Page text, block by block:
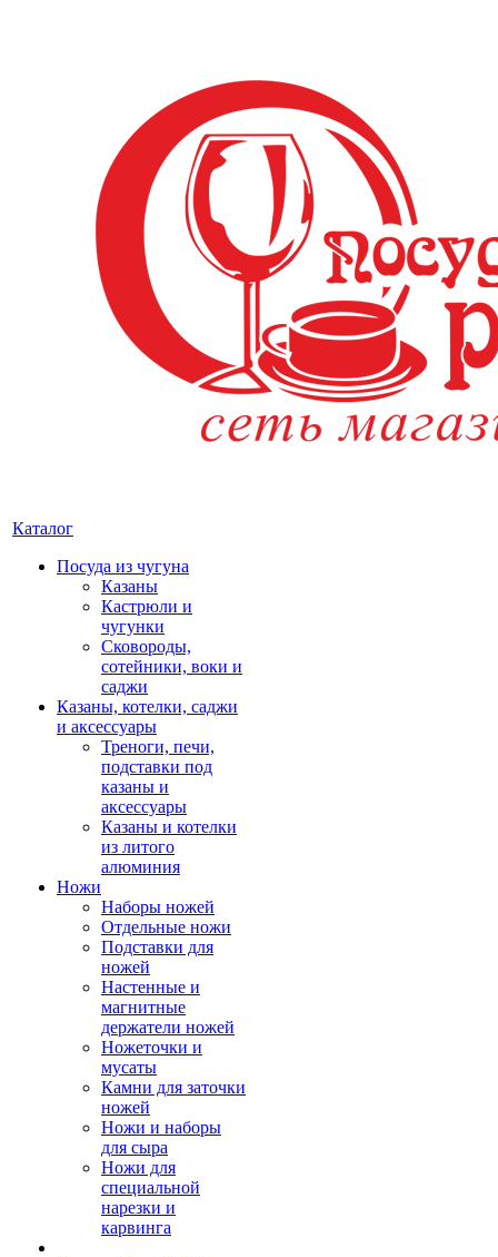
Каталог
Посуда из чугуна
Казаны
Кастрюли и
чугунки
Сковороды,
сотейники, воки и
саджи
Казаны, котелки, саджи
и аксессуары
Треноги, печи,
подставки под
казаны и
аксессуары
Казаны и котелки
из литого
алюминия
Ножи
Наборы ножей
Отдельные ножи
Подставки для
ножей
Настенные и
магнитные
держатели ножей
Ножеточки и
мусаты
Камни для заточки
ножей
Ножи и наборы
для сыра
Ножи для
специальной
нарезки и
карвинга